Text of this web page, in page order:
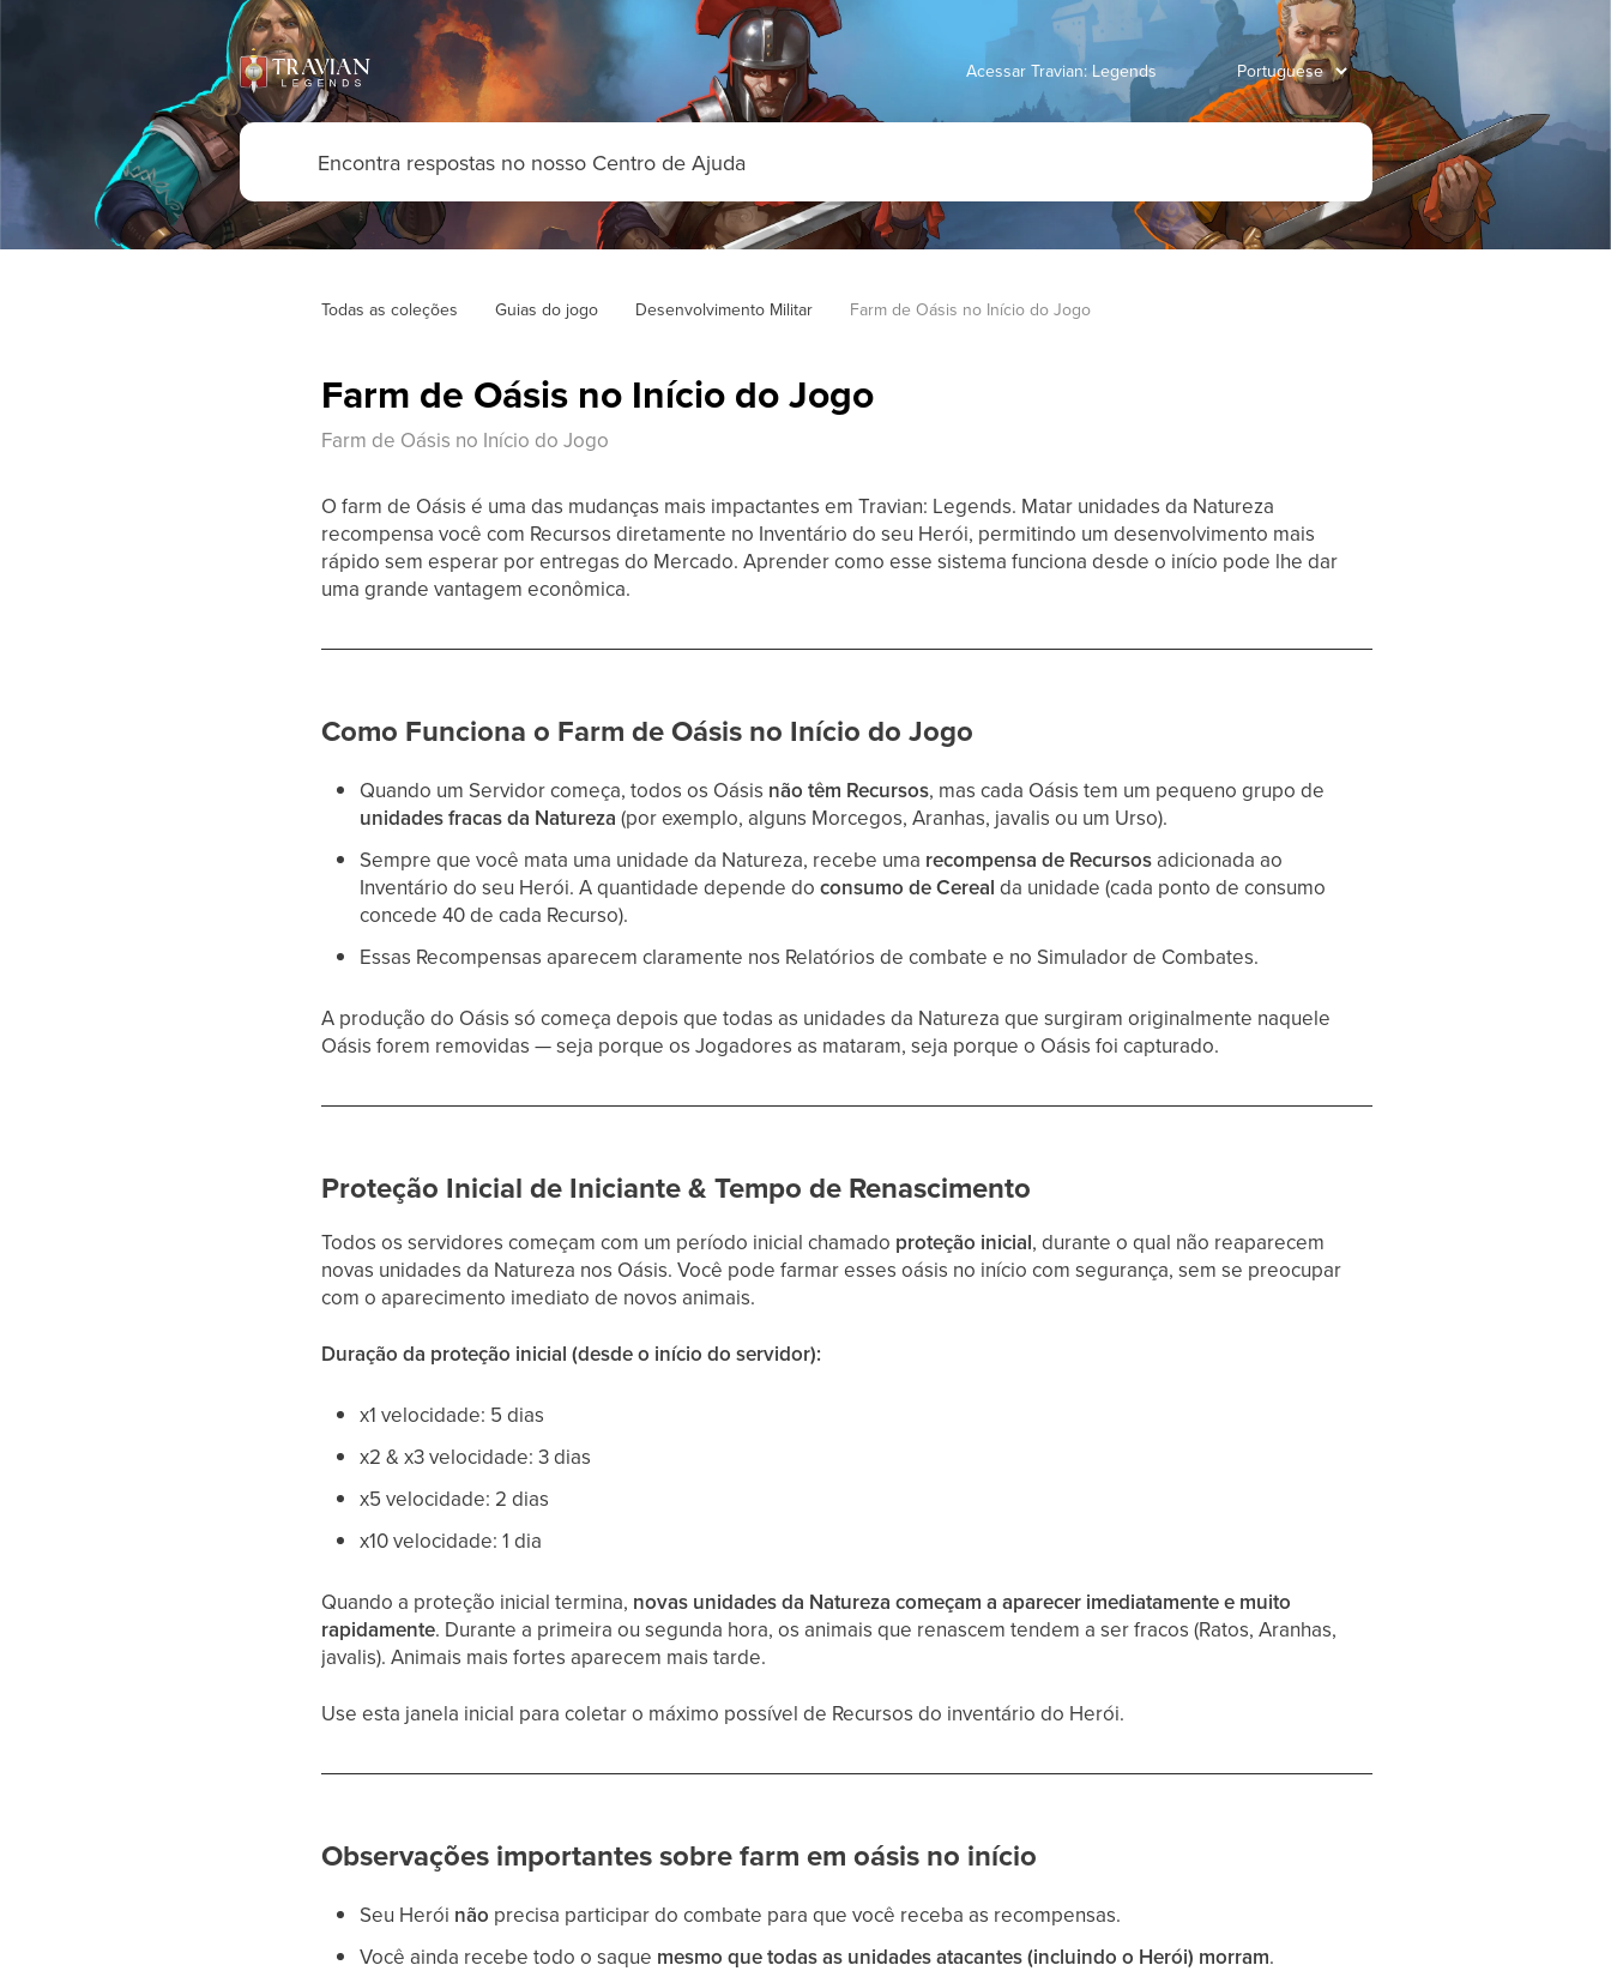
Acessar Travian: Legends
Todas as coleções Guias do jogo Desenvolvimento Militar Farm de Oásis no Início do Jogo
Farm de Oásis no Início do Jogo
Farm de Oásis no Início do Jogo
O farm de Oásis é uma das mudanças mais impactantes em Travian: Legends. Matar unidades da Natureza
recompensa você com Recursos diretamente no Inventário do seu Herói, permitindo um desenvolvimento mais
rápido sem esperar por entregas do Mercado. Aprender como esse sistema funciona desde o início pode lhe dar
uma grande vantagem econômica.
Como Funciona o Farm de Oásis no Início do Jogo
Quando um Servidor começa, todos os Oásis não têm Recursos, mas cada Oásis tem um pequeno grupo de
unidades fracas da Natureza (por exemplo, alguns Morcegos, Aranhas, javalis ou um Urso).
Sempre que você mata uma unidade da Natureza, recebe uma recompensa de Recursos adicionada ao
Inventário do seu Herói. A quantidade depende doconsumo de Cereal da unidade (cada ponto de consumo
concede 40 de cada Recurso).
Essas Recompensas aparecem claramente nos Relatórios de combate e no Simulador de Combates.
A produção do Oásis só começa depois que todas as unidades da Natureza que surgiram originalmente naquele
Oásis forem removidas — seja porque os Jogadores as mataram, seja porque o Oásis foi capturado.
Proteção Inicial de Iniciante & Tempo de Renascimento
Todos os servidores começam com um período inicial chamado proteção inicial, durante o qual não reaparecem
novas unidades da Natureza nos Oásis. Você pode farmar esses oásis no início com segurança, sem se preocupar
com o aparecimento imediato de novos animais.
Duração da proteção inicial (desde o início do servidor):
x1 velocidade: 5 dias
x2 & x3 velocidade: 3 dias
x5 velocidade: 2 dias
x10 velocidade: 1 dia
Quando a proteção inicial termina, novas unidades da Natureza começam a aparecer imediatamente e muito
rapidamente. Durante a primeira ou segunda hora, os animais que renascem tendem a ser fracos (Ratos, Aranhas,
javalis). Animais mais fortes aparecem mais tarde.
Use esta janela inicial para coletar o máximo possível de Recursos do inventário do Herói.
Observações importantes sobre farm em oásis no início
Seu Herói não precisa participar do combate para que você receba as recompensas.
Você ainda recebe todo o saque mesmo que todas as unidades atacantes (incluindo o Herói) morram.